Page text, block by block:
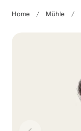
Home Mühle